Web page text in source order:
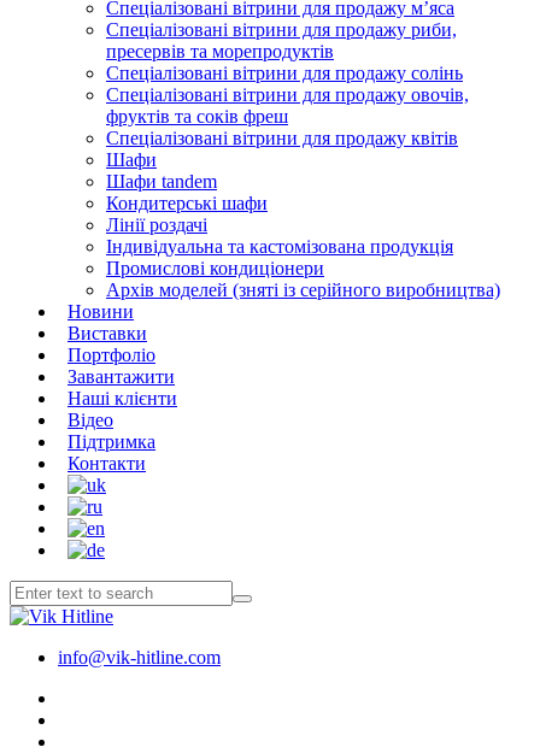
Спеціалізовані вітрини для продажу м’яса
Спеціалізовані вітрини для продажу риби,
пресервів та морепродуктів
Спеціалізовані вітрини для продажу солінь
Спеціалізовані вітрини для продажу овочів,
фруктів та соків фреш
Спеціалізовані вітрини для продажу квітів
Шафи
Шафи tandem
Кондитерські шафи
Лінії роздачі
Індивідуальна та кастомізована продукція
Промислові кондиціонери
Архів моделей (зняті із серійного виробництва)
Новини
Виставки
Портфоліо
Завантажити
Наші клієнти
Відео
Підтримка
Контакти
info@vik-hitline.com